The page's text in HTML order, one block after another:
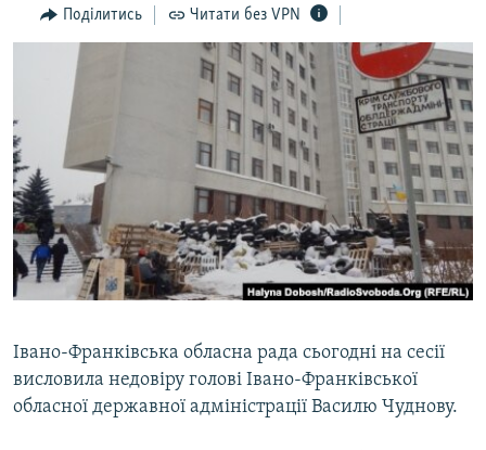
навігації
Перейти
БЛОГИ
ПОГЛЯД
ІНТЕРВ'Ю
ВСЕ ЗА ДЕНЬ
СПЕЦПРОЕКТИ
ДЕПОРТАЦІЯ
ВІДЕОУРОКИ «ELIFBE»
СВІДЧЕННЯ ОКУПАЦІЇ
ІНФОГРАФІКА
ЯК ОБІЙТИ БЛОКУВАННЯ
Русский
Qırımtatar
ДОЛУЧАЙСЯ!
Поділитись Читати без VPN
Івано-Франківська обласна рада сьогодні на сесії
висловила недовіру голові Івано-Франківської
обласної державної адміністрації Василю Чуднову.